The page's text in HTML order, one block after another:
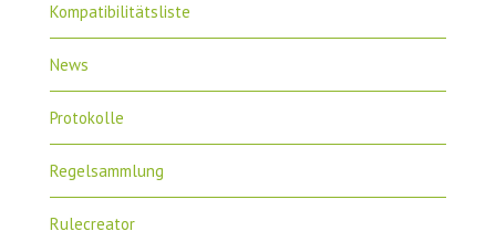
Kompatibilitätsliste
News
Protokolle
Regelsammlung
Rulecreator